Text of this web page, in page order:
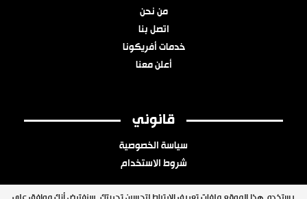
من نحن
اتصل بنا
خدمات أفريكونا
أعلن معنا
قانوني
سياسة الخصوصية
شروط الاستخدام